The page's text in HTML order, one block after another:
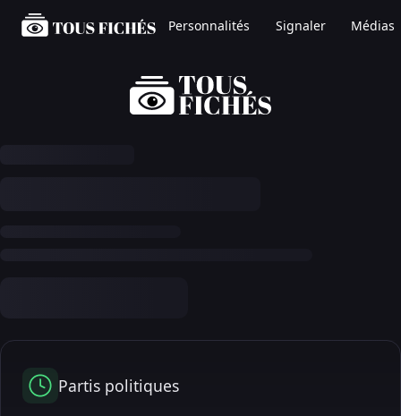
Personnalités Signaler Médias
Partis politiques